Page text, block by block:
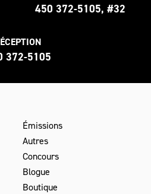
450 372-5105, #32
372-5105
Émissions
Autres
Concours
Blogue
Boutique